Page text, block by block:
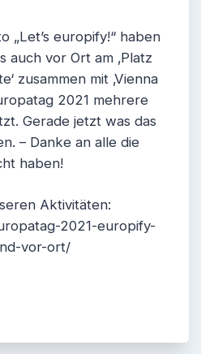
„Let’s europify!“ haben
auch vor Ort am ‚Platz
zusammen mit ‚Vienna
2021 mehrere
Gerade jetzt was das
– Danke an alle die
haben!
Aktivitäten:
2021-europify-
vor-ort/